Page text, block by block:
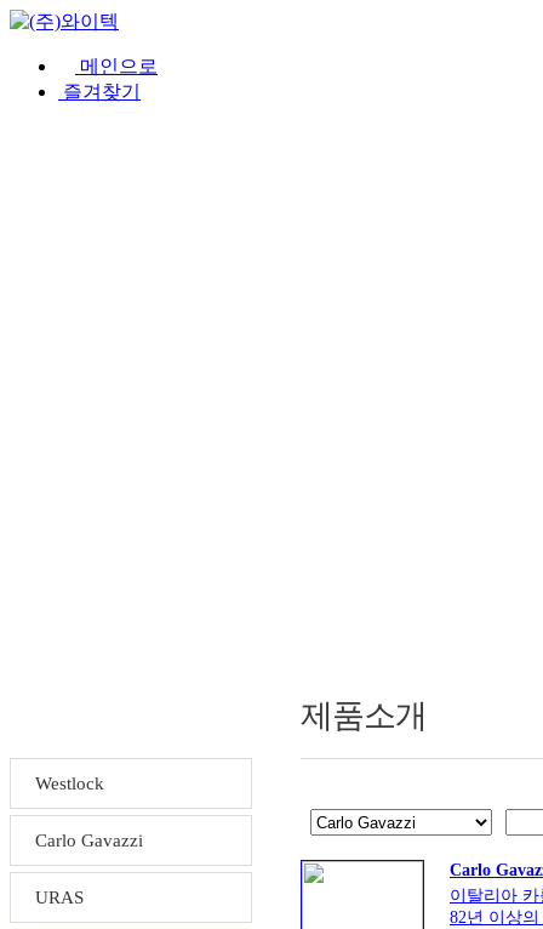
메인으로
즐겨찾기
Westlock
Carlo Gavazzi
URAS
제품소개
Carlo
이탈리아
82년 이상